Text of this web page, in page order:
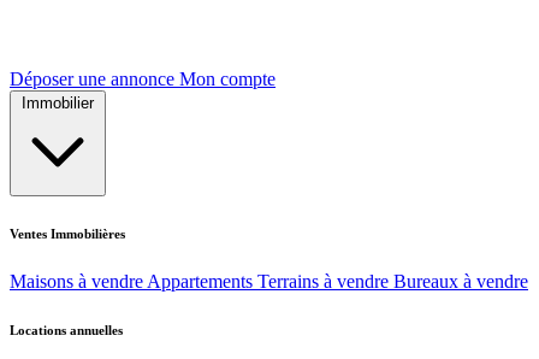
Déposer une annonce Mon compte
Immobilier
Ventes Immobilières
Maisons à vendre Appartements Terrains à vendre Bureaux à vendre
Locations annuelles